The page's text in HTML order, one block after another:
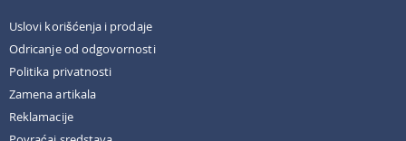
Uslovi korišćenja i prodaje
Odricanje od odgovornosti
Politika privatnosti
Zamena artikala
Reklamacije